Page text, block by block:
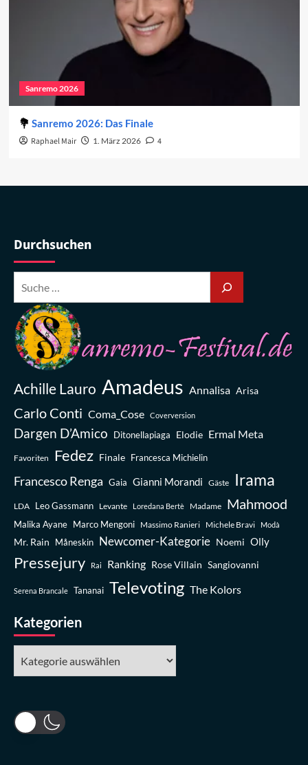
Sanremo 2026
Sanremo 2026: Das Finale
Raphael Mair 1. März 2026 4
Durchsuchen
Achille Lauro Amadeus Annalisa Arisa
Carlo Conti Coma_Cose Coverversion
Dargen D’Amico Ditonellapiaga Elodie Ermal Meta
Favoriten Fedez Finale Francesca Michielin
Francesco Renga Gaia Gianni Morandi Gäste Irama
LDA Leo Gassmann Levante Loredana Bertè Madame Mahmood
Malika Ayane Marco Mengoni Massimo Ranieri Michele Bravi Modà
Mr. Rain Måneskin Newcomer-Kategorie Noemi Olly
Pressejury Rai Ranking Rose Villain Sangiovanni
Serena Brancale Tananai Televoting The Kolors
Kategorien